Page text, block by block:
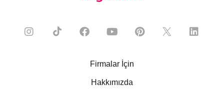
Firmalar İçin
Hakkımızda